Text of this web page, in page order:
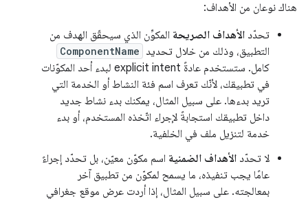
هناك نوعان من الأهداف:
تحدّد الأهداف الصريحة المكوِّن الذي سيحقّق الهدف من
التطبيق، وذلك من خلال تحديد ComponentName
كامل. ستستخدم عادةً explicit intent لبدء أحد المكوّنات
في تطبيقك، لأنّك تعرف اسم فئة النشاط أو الخدمة التي
تريد بدءها. على سبيل المثال، يمكنك بدء نشاط جديد
داخل تطبيقك استجابةً لإجراء اتّخذه المستخدم، أو بدء
خدمة لتنزيل ملف في الخلفية.
لا تحدّد الأهداف الضمنية اسم مكوّن معيّن، بل تحدّد إجراءً
عامًا يجب تنفيذه، ما يسمح لمكوّن من تطبيق آخر
بمعالجته. على سبيل المثال، إذا أردت عرض موقع جغرافي